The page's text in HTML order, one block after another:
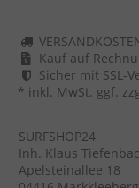
Kauf auf
Sicher mit SSL-
* inkl. MwSt. ggf.
SURFSHOP24
Inh. Klaus
Apelsteinallee 18